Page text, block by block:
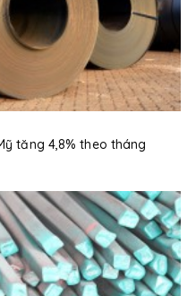
tăng 4,8% theo tháng